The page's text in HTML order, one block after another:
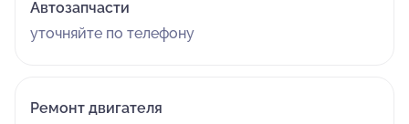
Автозапчасти
уточняйте по телефону
Ремонт двигателя